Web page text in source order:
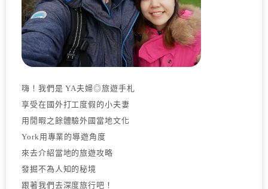
嗨！我們是 YA夫婦◎旅遊手札
享受在國外打工度假的小夫妻
用閒暇之餘體驗外國當地文化
York用專業的導遊角度
來去介紹當地的旅遊攻略
發掘不為人知的秘境
跟著我們去深度旅行吧！